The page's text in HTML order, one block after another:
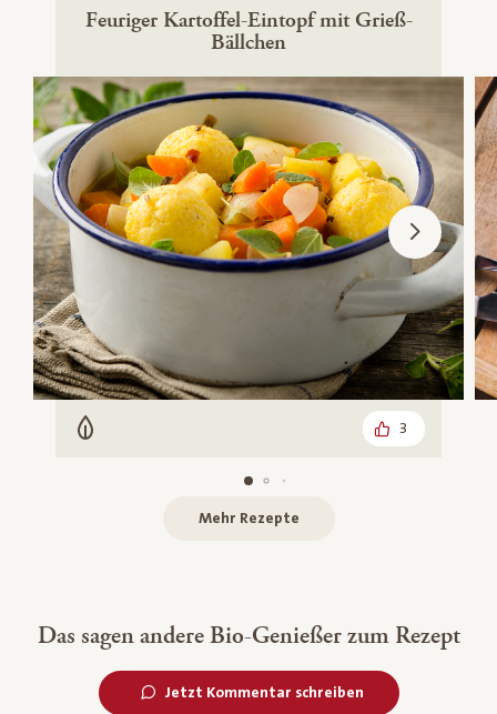
Feuriger Kartoffel-Eintopf mit Grieß-
Bällchen
Vegetarisch 3
Mehr Rezepte
Das sagen andere Bio-Genießer zum Rezept
Jetzt Kommentar schreiben